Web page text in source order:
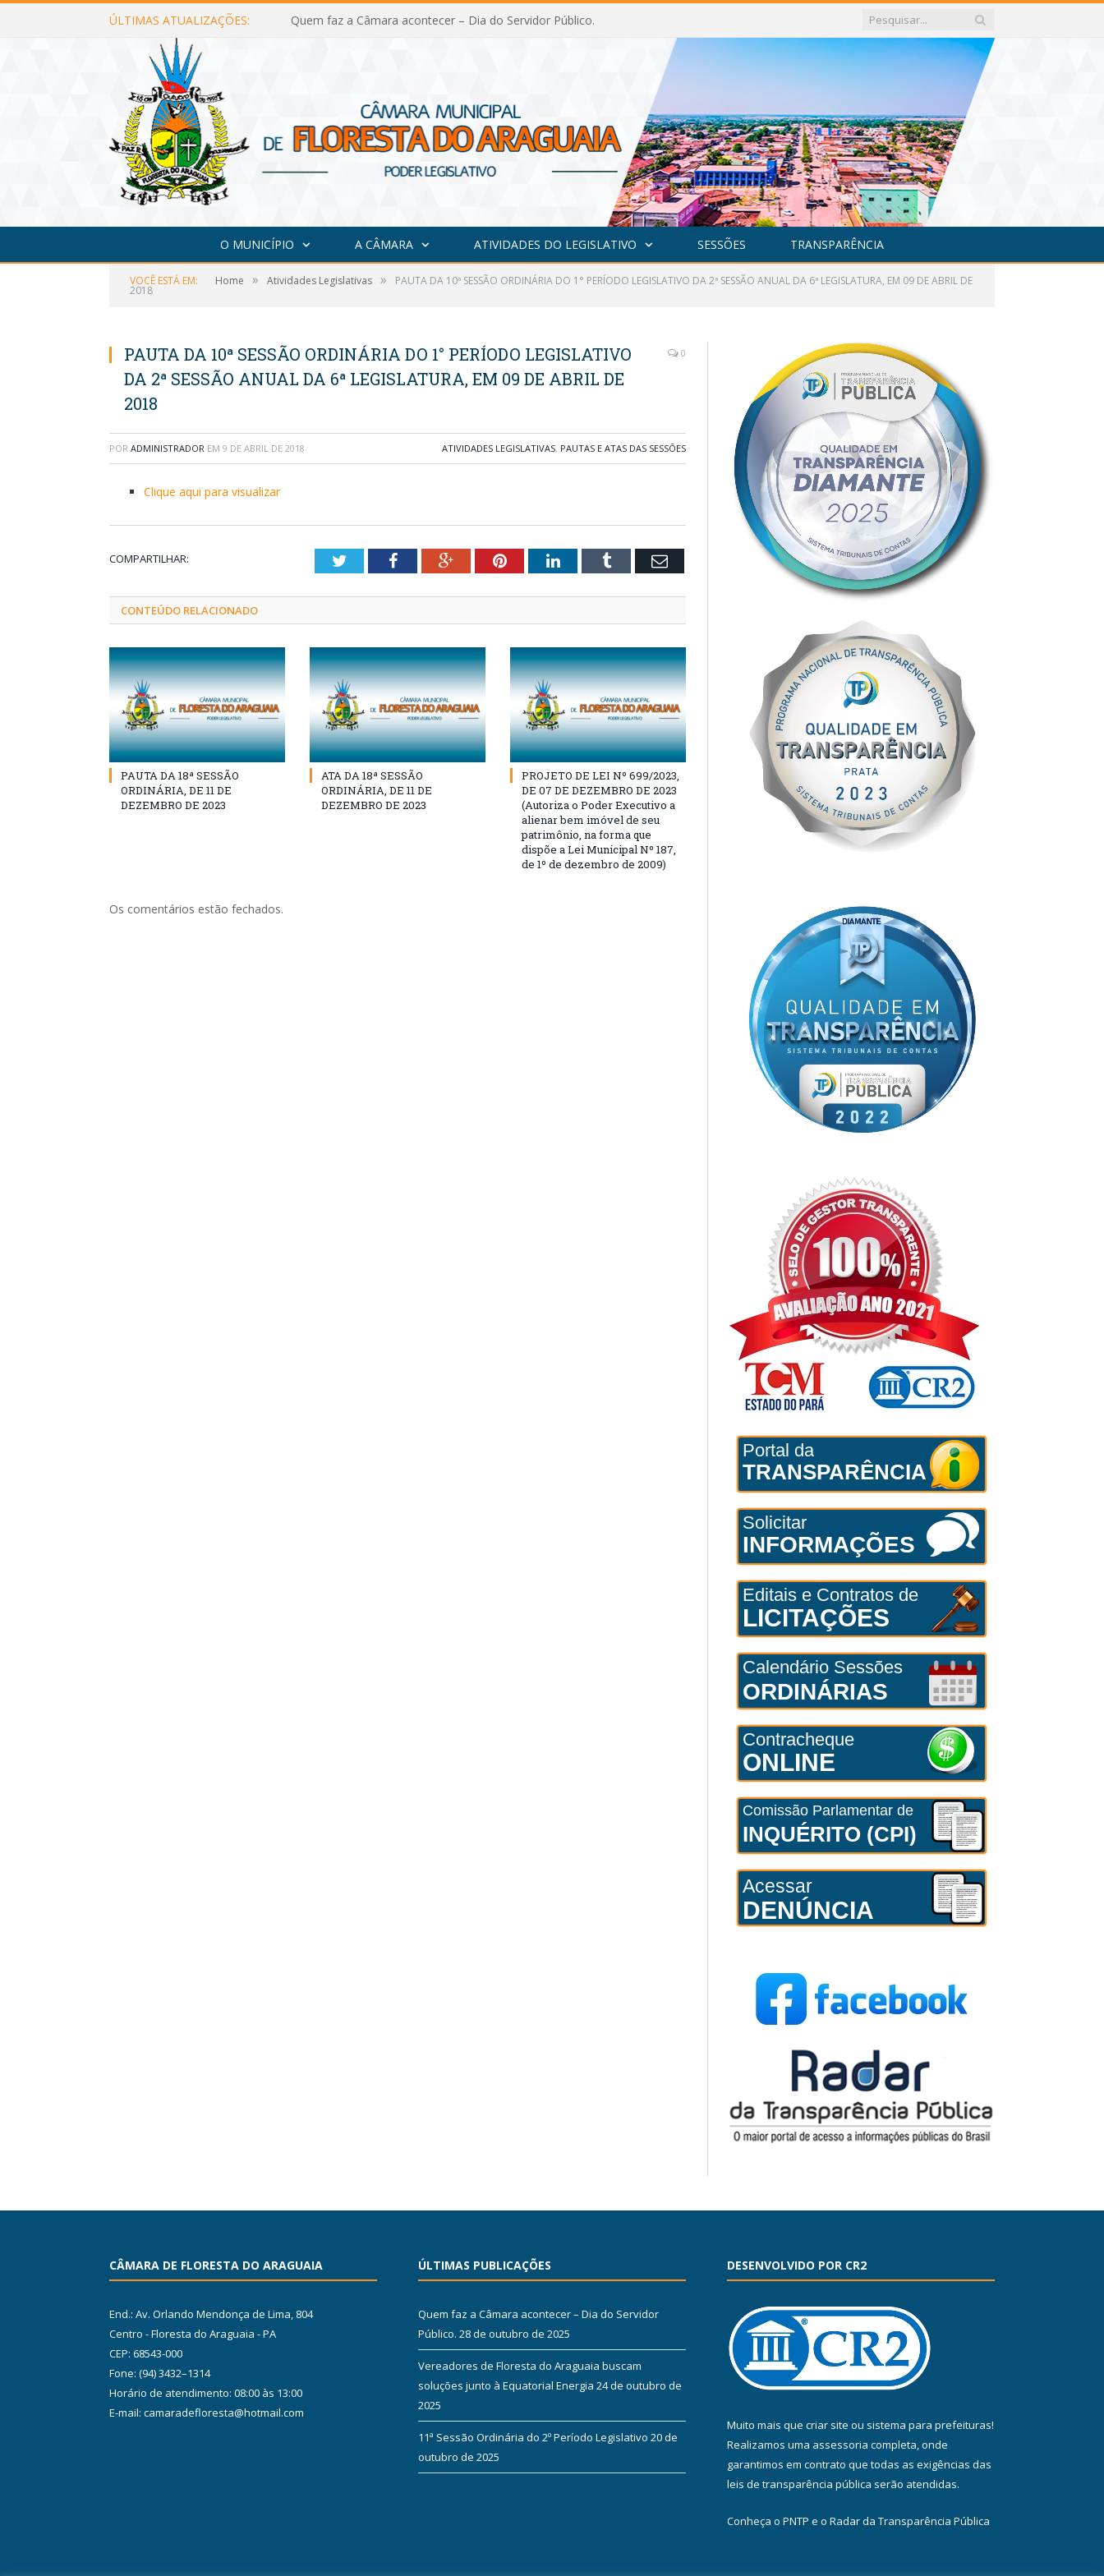
ÚLTIMAS ATUALIZAÇÕES: Quem faz a Câmara acontecer – Dia do Servidor Público.
O MUNICÍPIO A CÂMARA ATIVIDADES DO LEGISLATIVO SESSÕES TRANSPARÊNCIA
VOCÊ ESTÁ EM: Home » Atividades Legislativas » PAUTA DA 10ª SESSÃO ORDINÁRIA DO 1° PERÍODO LEGISLATIVO DA 2ª SESSÃO ANUAL DA 6ª LEGISLATURA, EM 09 DE ABRIL DE
2018
PAUTA DA 10ª SESSÃO ORDINÁRIA DO 1° PERÍODO LEGISLATIVO
DA 2ª SESSÃO ANUAL DA 6ª LEGISLATURA, EM 09 DE ABRIL DE
2018
0
POR ADMINISTRADOR EM 9 DE ABRIL DE 2018 ATIVIDADES LEGISLATIVAS, PAUTAS E ATAS DAS SESSÕES
Clique aqui para visualizar
COMPARTILHAR: TwitterFacebookGoogle+PinterestLinkedInTumblr Email
CONTEÚDO RELACIONADO
PAUTA DA 18ª SESSÃO
ORDINÁRIA, DE 11 DE
DEZEMBRO DE 2023
ATA DA 18ª SESSÃO
ORDINÁRIA, DE 11 DE
DEZEMBRO DE 2023
PROJETO DE LEI Nº 699/2023,
DE 07 DE DEZEMBRO DE 2023
(Autoriza o Poder Executivo a
alienar bem imóvel de seu
patrimônio, na forma que
dispõe a Lei Municipal Nº 187,
de 1º de dezembro de 2009)
Os comentários estão fechados.
Portal da
TRANSPARÊNCIA
Solicitar
INFORMAÇÕES
Editais e Contratos de
LICITAÇÕES
Calendário Sessões
ORDINÁRIAS
Contracheque
ONLINE
Comissão Parlamentar de
INQUÉRITO (CPI)
Acessar
DENÚNCIA
CÂMARA DE FLORESTA DO ARAGUAIA
End.: Av. Orlando Mendonça de Lima, 804
Centro - Floresta do Araguaia - PA
CEP: 68543-000
Fone: (94) 3432–1314
Horário de atendimento: 08:00 às 13:00
E-mail: camaradefloresta@hotmail.com
ÚLTIMAS PUBLICAÇÕES
Quem faz a Câmara acontecer – Dia do Servidor
Público. 28 de outubro de 2025
Vereadores de Floresta do Araguaia buscam
soluções junto à Equatorial Energia 24 de outubro de
2025
11ª Sessão Ordinária do 2º Período Legislativo 20 de
outubro de 2025
DESENVOLVIDO POR CR2
Muito mais que criar site ou sistema para prefeituras!
Realizamos uma assessoria completa, onde
garantimos em contrato que todas as exigências das
leis de transparência pública serão atendidas.
Conheça o PNTP e o Radar da Transparência Pública